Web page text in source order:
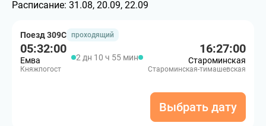
Расписание: 31.08, 20.09, 22.09
Поезд 309С проходящий
05:32:00
Емва
Княжпогост
2 дн 10 ч 55 мин
16:27:00
Староминская
Староминская-тимашевская
Выбрать дату